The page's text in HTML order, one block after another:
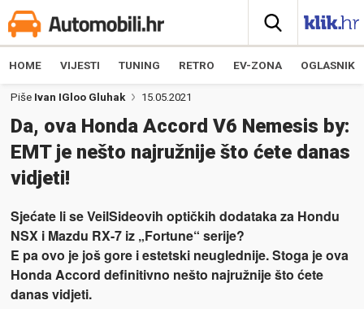
HOME VIJESTI TUNING RETRO EV-ZONA OGLASNIK
Piše Ivan IGloo Gluhak 15.05.2021
Da, ova Honda Accord V6 Nemesis by:
EMT je nešto najružnije što ćete danas
vidjeti!
Sjećate li se VeilSideovih optičkih dodataka za Hondu
NSX i Mazdu RX-7 iz „Fortune“ serije?
E pa ovo je još gore i estetski neuglednije. Stoga je ova
Honda Accord definitivno nešto najružnije što ćete
danas vidjeti.